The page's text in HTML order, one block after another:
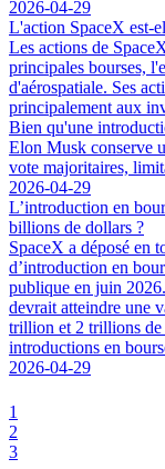
2026-04-29
L'action SpaceX est-
Les actions de
principales bourses,
d'aérospatiale. Ses
principalement aux
Bien qu'une
Elon Musk conserve
vote majoritaires,
2026-04-29
L’introduction en
billions de dollars ?
SpaceX a déposé en
d’introduction en
publique en juin
devrait atteindre une
trillion et 2 trillions de
introductions en
2026-04-29
1
2
3